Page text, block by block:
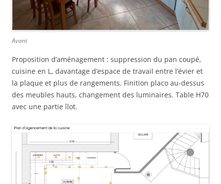
Avant
Proposition d’aménagement : suppression du pan coupé,
cuisine en L, davantage d’espace de travail entre l’évier et
la plaque et plus de rangements. Finition placo au-dessus
des meubles hauts, changement des luminaires. Table H70
avec une partie îlot.